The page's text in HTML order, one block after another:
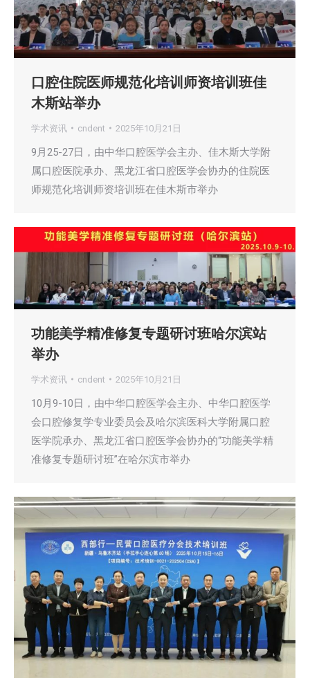
口腔住院医师规范化培训师资培训班佳
木斯站举办
学术资讯 cndent 2025年10月21日
9月25-27日，由中华口腔医学会主办、佳木斯大学附
属口腔医院承办、黑龙江省口腔医学会协办的住院医
师规范化培训师资培训班在佳木斯市举办
功能美学精准修复专题研讨班哈尔滨站
举办
学术资讯 cndent 2025年10月21日
10月9-10日，由中华口腔医学会主办、中华口腔医学
会口腔修复学专业委员会及哈尔滨医科大学附属口腔
医学院承办、黑龙江省口腔医学会协办的“功能美学精
准修复专题研讨班”在哈尔滨市举办